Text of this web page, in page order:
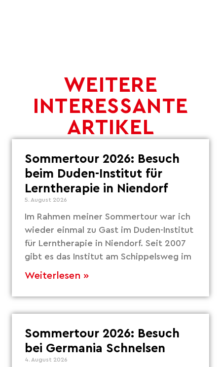
WEITERE
INTERESSANTE
ARTIKEL
Sommertour 2026: Besuch
beim Duden-Institut für
Lerntherapie in Niendorf
5. August 2026
Im Rahmen meiner Sommertour war ich
wieder einmal zu Gast im Duden-Institut
für Lerntherapie in Niendorf. Seit 2007
gibt es das Institut am Schippelsweg im
Weiterlesen »
Sommertour 2026: Besuch
bei Germania Schnelsen
4. August 2026